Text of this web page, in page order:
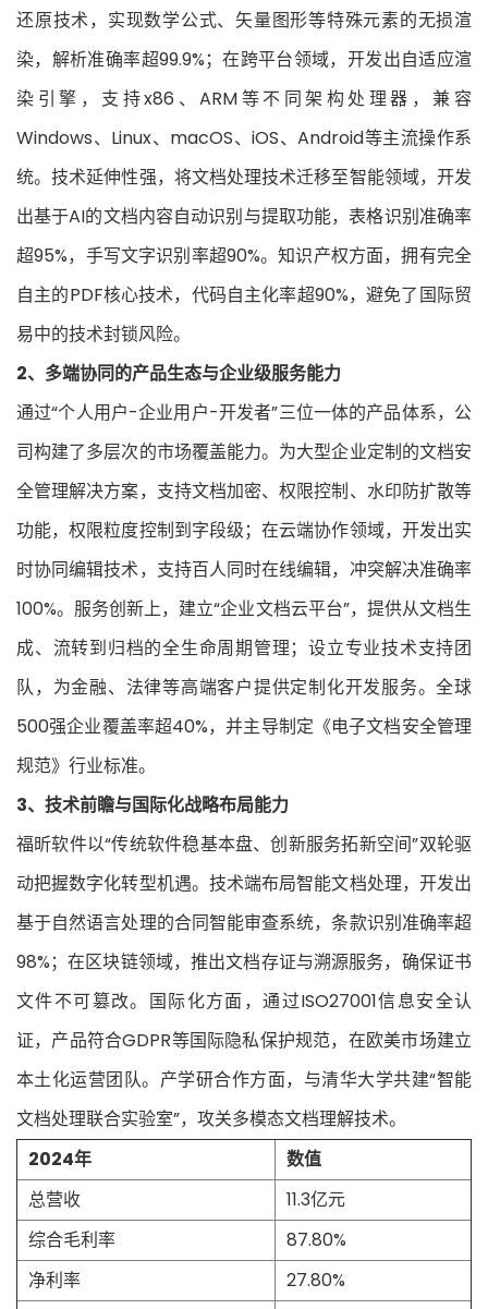
还原技术，实现数学公式、矢量图形等特殊元素的无损渲
染，解析准确率超99.9%；在跨平台领域，开发出自适应渲
染引擎，支持x86、ARM等不同架构处理器，兼容
Windows、Linux、macOS、iOS、Android等主流操作系
统。技术延伸性强，将文档处理技术迁移至智能领域，开发
出基于AI的文档内容自动识别与提取功能，表格识别准确率
超95%，手写文字识别率超90%。知识产权方面，拥有完全
自主的PDF核心技术，代码自主化率超90%，避免了国际贸
易中的技术封锁风险。
2、多端协同的产品生态与企业级服务能力
通过“个人用户-企业用户-开发者”三位一体的产品体系，公
司构建了多层次的市场覆盖能力。为大型企业定制的文档安
全管理解决方案，支持文档加密、权限控制、水印防扩散等
功能，权限粒度控制到字段级；在云端协作领域，开发出实
时协同编辑技术，支持百人同时在线编辑，冲突解决准确率
100%。服务创新上，建立“企业文档云平台”，提供从文档生
成、流转到归档的全生命周期管理；设立专业技术支持团
队，为金融、法律等高端客户提供定制化开发服务。全球
500强企业覆盖率超40%，并主导制定《电子文档安全管理
规范》行业标准。
3、技术前瞻与国际化战略布局能力
福昕软件以“传统软件稳基本盘、创新服务拓新空间”双轮驱
动把握数字化转型机遇。技术端布局智能文档处理，开发出
基于自然语言处理的合同智能审查系统，条款识别准确率超
98%；在区块链领域，推出文档存证与溯源服务，确保证书
文件不可篡改。国际化方面，通过ISO27001信息安全认
证，产品符合GDPR等国际隐私保护规范，在欧美市场建立
本土化运营团队。产学研合作方面，与清华大学共建“智能
文档处理联合实验室”，攻关多模态文档理解技术。
2024年
数值
总营收
11.3亿元
综合毛利率
87.80%
净利率
27.80%